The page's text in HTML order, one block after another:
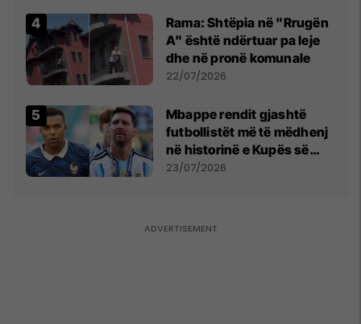
Rama: Shtëpia në "Rrugën
A" është ndërtuar pa leje
dhe në pronë komunale
22/07/2026
Mbappe rendit gjashtë
futbollistët më të mëdhenj
në historinë e Kupës së
Botës, Messi mbetet i dyti
23/07/2026